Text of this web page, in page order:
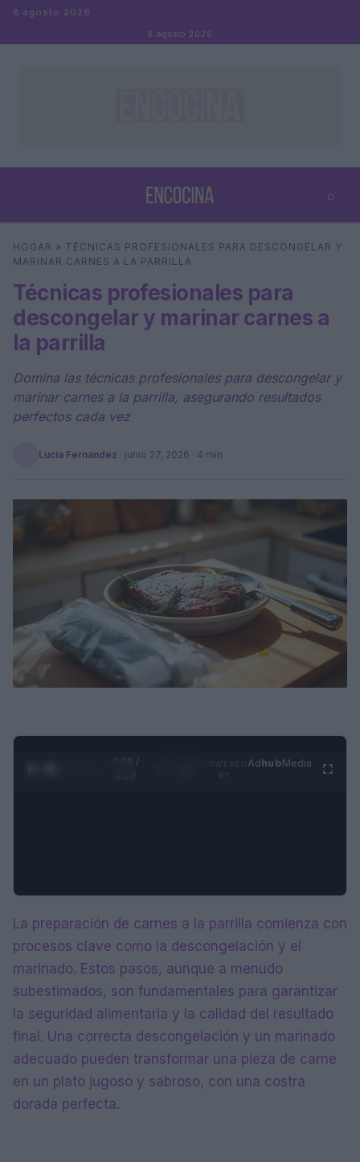
Saltar al contenido
8 agosto 2026
8 agosto 2026
⌕
Buscar ⌕ ×
HOGAR » TÉCNICAS PROFESIONALES PARA DESCONGELAR Y
MARINAR CARNES A LA PARRILLA
Técnicas profesionales para
descongelar y marinar carnes a
la parrilla
Domina las técnicas profesionales para descongelar y
marinar carnes a la parrilla, asegurando resultados
perfectos cada vez
Lucía Fernández · junio 27, 2026 · 4 min
0:28 /
AdhubMedia
La preparación de carnes a la parrilla comienza con
procesos clave como la descongelación y el
marinado. Estos pasos, aunque a menudo
subestimados, son fundamentales para garantizar
la seguridad alimentaria y la calidad del resultado
final. Una correcta descongelación y un marinado
adecuado pueden transformar una pieza de carne
en un plato jugoso y sabroso, con una costra
dorada perfecta.